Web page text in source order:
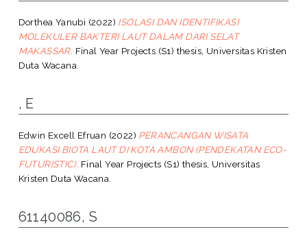
Dorthea Yanubi (2022) ISOLASI DAN IDENTIFIKASI
MOLEKULER BAKTERI LAUT DALAM DARI SELAT
MAKASSAR. Final Year Projects (S1) thesis, Universitas Kristen
Duta Wacana.
, E
Edwin Excell Efruan (2022) PERANCANGAN WISATA
EDUKASI BIOTA LAUT DI KOTA AMBON (PENDEKATAN ECO-
FUTURISTIC). Final Year Projects (S1) thesis, Universitas
Kristen Duta Wacana.
61140086, S